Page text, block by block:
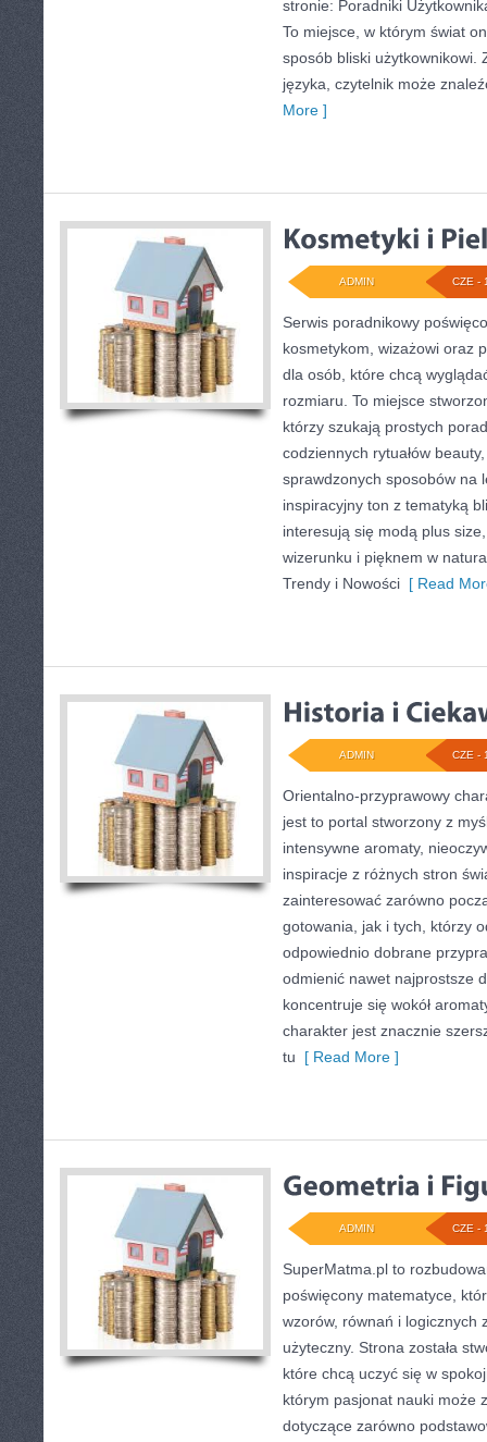
stronie: Poradniki
To miejsce, w którym świat
sposób bliski użytkownikowi.
języka, czytelnik może
More ]
CZE -
ADMIN
Serwis poradnikowy
kosmetykom, wizażowi oraz
dla osób, które chcą
rozmiaru. To miejsce
którzy szukają prostych
codziennych rytuałów
sprawdzonych sposobów na
inspiracyjny ton z tematyką
interesują się modą plus
wizerunku i pięknem w
Trendy i Nowości [ Read
CZE -
ADMIN
Orientalno-przyprawowy
jest to portal stworzony z
intensywne aromaty,
inspiracje z różnych stron
zainteresować zarówno
gotowania, jak i tych, którzy
odpowiednio dobrane
odmienić nawet najprostsze
koncentruje się wokół
charakter jest znacznie
tu [ Read More ]
CZE -
ADMIN
SuperMatma.pl to
poświęcony matematyce,
wzorów, równań i logicznych
użyteczny. Strona została
które chcą uczyć się w
którym pasjonat nauki może
dotyczące zarówno